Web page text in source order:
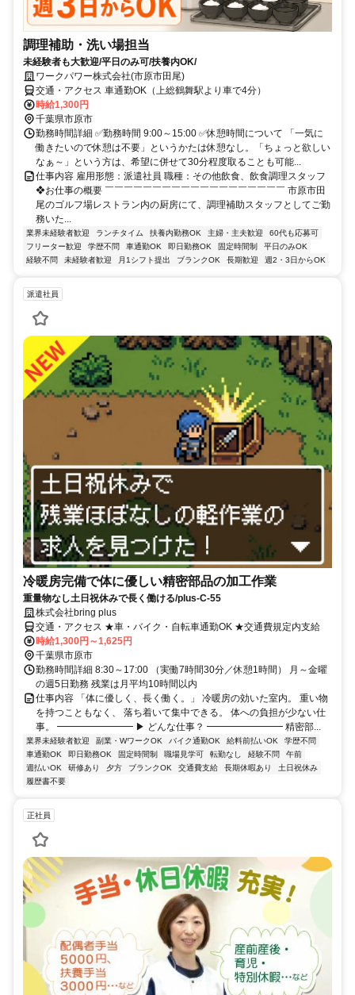
調理補助・洗い場担当
未経験者も大歓迎/平日のみ可/扶養内OK/
ワークパワー株式会社(市原市田尾)
交通・アクセス 車通勤OK（上総鶴舞駅より車で4分）
時給1,300円
千葉県市原市
勤務時間詳細 ✅勤務時間 9:00～15:00 ✅休憩時間について 「一気に
働きたいので休憩は不要」というかたは休憩なし。「ちょっと欲しい
なぁ～」という方は、希望に併せて30分程度取ることも可能...
仕事内容 雇用形態：派遣社員 職種：その他飲食、飲食調理スタッフ
❖お仕事の概要 ￣￣￣￣￣￣￣￣￣￣￣￣￣￣￣￣￣￣￣ 市原市田
尾のゴルフ場レストラン内の厨房にて、調理補助スタッフとしてご勤
務いた...
業界未経験者歓迎 ランチタイム 扶養内勤務OK 主婦・主夫歓迎
60代も応募可
フリーター歓迎
学歴不問 車通勤OK 即日勤務OK 固定時間制
平日のみOK
経験不問
未経験者歓迎 月1シフト提出 ブランクOK 長期歓迎 週2・3日からOK
派遣社員
冷暖房完備で体に優しい精密部品の加工作業
重量物なし土日祝休みで長く働ける/plus-C-55
株式会社bring plus
交通・アクセス ★車・バイク・自転車通勤OK ★交通費規定内支給
時給1,300円～1,625円
千葉県市原市
勤務時間詳細 8:30～17:00 （実働7時間30分／休憩1時間） 月～金曜
の週5日勤務 残業は月平均10時間以内
仕事内容 「体に優しく、長く働く。」 冷暖房の効いた室内。 重い物
を持つこともなく、 落ち着いて集中できる。 体への負担が少ない仕
事。 ━━━━━━━━ ▶ どんな仕事？ ━━━━━━━━ 精密部...
業界未経験者歓迎 副業・WワークOK バイク通勤OK 給料前払いOK
学歴不問
車通勤OK
即日勤務OK 固定時間制 職場見学可 転勤なし 経験不問
午前
週払いOK
研修あり 夕方 ブランクOK 交通費支給 長期休暇あり
土日祝休み
履歴書不要
正社員